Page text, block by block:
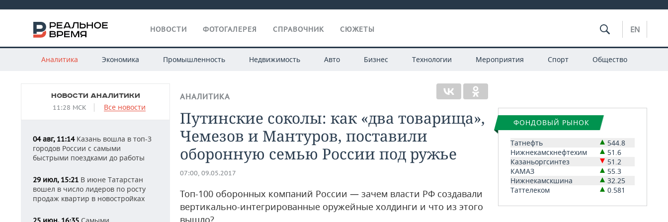
НОВОСТИ ФОТОГАЛЕРЕЯ СПРАВОЧНИК СЮЖЕТЫ EN
Аналитика Экономика Промышленность Недвижимость Авто Бизнес Технологии Мероприятия Спорт Общество
НОВОСТИ АНАЛИТИКИ
11:28 МСК Все новости
04 авг, 11:14Казань вошла в топ-3
городов России с самыми
быстрыми поездками до работы
29 июл, 15:21 В июне Татарстан
вошел в число лидеров по росту
продаж квартир в новостройках
АНАЛИТИКА
Путинские соколы: как «два товарища»,
Чемезов и Мантуров, поставили
оборонную семью России под ружье
07:00, 09.05.2017
Топ-100 оборонных компаний России — зачем власти РФ создавали
вертикально-интегрированные оружейные холдинги и что из этого
вышло?
ФОНДОВЫЙ РЫНОК
Татнефть
544.8
Нижнекамскнефтехим
51.6
Казаньоргсинтез
51.2
КАМАЗ
55.3
Нижнекамскшина
32.25
Таттелеком
0.581